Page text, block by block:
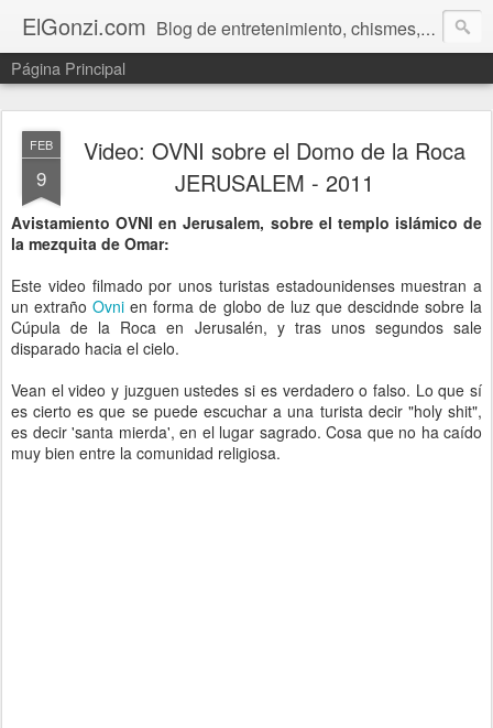
ElGonzi.com Blog de entretenimiento, chismes, humor, farándula, curiosidades, ovnis, noticias calientes, fotos, videos, paranormal y ¡más!
Página Principal
FEB
9
Video: OVNI sobre el Domo de la Roca
JERUSALEM - 2011
Avistamiento OVNI en Jerusalem, sobre el templo islámico de
la mezquita de Omar:
Este video filmado por unos turistas estadounidenses muestran a
un extrañoOvni en forma de globo de luz que descidnde sobre la
Cúpula de la Roca en Jerusalén, y tras unos segundos sale
disparado hacia el cielo.
Vean el video y juzguen ustedes si es verdadero o falso. Lo que sí
es cierto es que se puede escuchar a una turista decir "holy shit",
es decir 'santa mierda', en el lugar sagrado. Cosa que no ha caído
muy bien entre la comunidad religiosa.